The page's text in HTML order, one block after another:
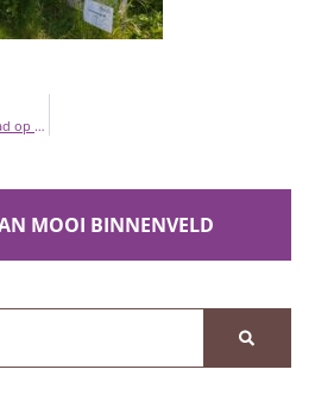
Kunst aan het Klompenpad op 8 en 9 juni
MOOI BINNENVELD